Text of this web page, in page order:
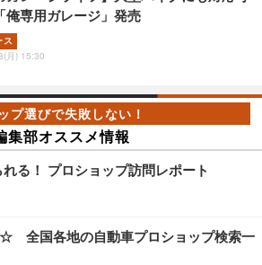
俺専用ガレージ」発売
ス
月) 15:30
集部オススメ情報
る！ プロショップ訪問レポート
全国各地の自動車プロショップ検索一